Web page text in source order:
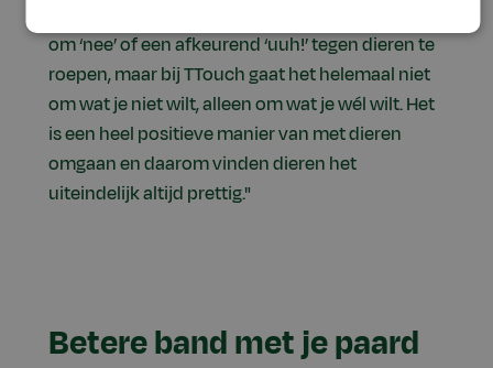
om ‘nee’ of een afkeurend ‘uuh!’ tegen dieren te
roepen, maar bij TTouch gaat het helemaal niet
om wat je niet wilt, alleen om wat je wél wilt. Het
is een heel positieve manier van met dieren
omgaan en daarom vinden dieren het
uiteindelijk altijd prettig."
Betere band met je paard